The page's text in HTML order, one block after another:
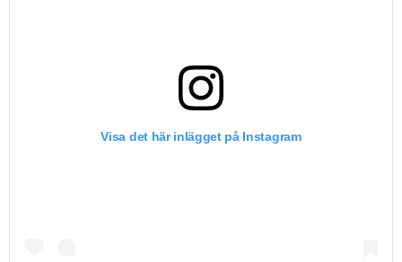
Visa det här inlägget på Instagram